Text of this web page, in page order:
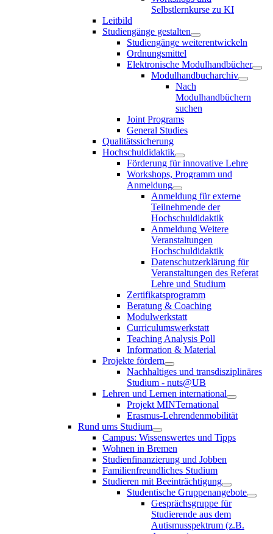
Selbstlernkurse zu KI
Leitbild
Studiengänge gestalten
Studiengänge weiterentwickeln
Ordnungsmittel
Elektronische Modulhandbücher
Modulhandbucharchiv
Nach
Modulhandbüchern
suchen
Joint Programs
General Studies
Qualitätssicherung
Hochschuldidaktik
Förderung für innovative Lehre
Workshops, Programm und
Anmeldung
Anmeldung für externe
Teilnehmende der
Hochschuldidaktik
Anmeldung Weitere
Veranstaltungen
Hochschuldidaktik
Datenschutzerklärung für
Veranstaltungen des Referat
Lehre und Studium
Zertifikatsprogramm
Beratung & Coaching
Modulwerkstatt
Curriculumswerkstatt
Teaching Analysis Poll
Information & Material
Projekte fördern
Nachhaltiges und transdisziplinäres
Studium - nuts@UB
Lehren und Lernen international
Projekt MINTernational
Erasmus-Lehrendenmobilität
Rund ums Studium
Campus: Wissenswertes und Tipps
Wohnen in Bremen
Studienfinanzierung und Jobben
Familienfreundliches Studium
Studieren mit Beeinträchtigung
Studentische Gruppenangebote
Gesprächsgruppe für
Studierende aus dem
Autismusspektrum (z.B.